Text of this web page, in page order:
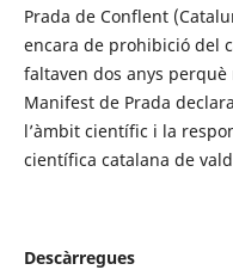
Prada de Conflent
encara de prohibició del
faltaven dos anys
Manifest de Prada
l’àmbit científic i la
científica catalana de
Descàrregues